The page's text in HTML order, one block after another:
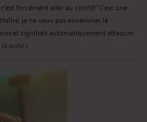
forcément aller au conflit” C’est une
je ne veux pas envenimer la
signifiait automatiquement attaquer,
suite >